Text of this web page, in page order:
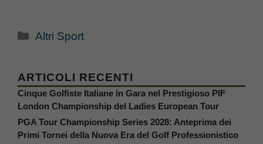
Categorie
Altri Sport
ARTICOLI RECENTI
Cinque Golfiste Italiane in Gara nel Prestigioso PIF
London Championship del Ladies European Tour
PGA Tour Championship Series 2028: Anteprima dei
Primi Tornei della Nuova Era del Golf Professionistico